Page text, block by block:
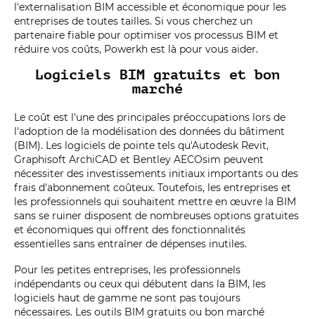
l'externalisation BIM accessible et économique pour les
entreprises de toutes tailles. Si vous cherchez un
partenaire fiable pour optimiser vos processus BIM et
réduire vos coûts, Powerkh est là pour vous aider.
Logiciels BIM gratuits et bon
marché
Le coût est l'une des principales préoccupations lors de
l'adoption de la modélisation des données du bâtiment
(BIM). Les logiciels de pointe tels qu'Autodesk Revit,
Graphisoft ArchiCAD et Bentley AECOsim peuvent
nécessiter des investissements initiaux importants ou des
frais d'abonnement coûteux. Toutefois, les entreprises et
les professionnels qui souhaitent mettre en œuvre la BIM
sans se ruiner disposent de nombreuses options gratuites
et économiques qui offrent des fonctionnalités
essentielles sans entraîner de dépenses inutiles.
Pour les petites entreprises, les professionnels
indépendants ou ceux qui débutent dans la BIM, les
logiciels haut de gamme ne sont pas toujours
nécessaires. Les outils BIM gratuits ou bon marché